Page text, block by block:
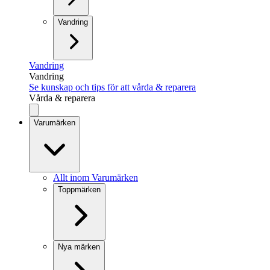
Vandring
Vandring
Vandring
Se kunskap och tips för att vårda & reparera
Vårda & reparera
Varumärken
Allt inom Varumärken
Toppmärken
Nya märken